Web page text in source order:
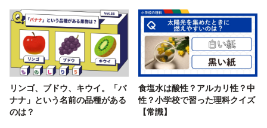
リンゴ、ブドウ、キウイ。「バ
ナナ」という名前の品種がある
のは？
食塩水は酸性？アルカリ性？中
性？小学校で習った理科クイズ
【常識】